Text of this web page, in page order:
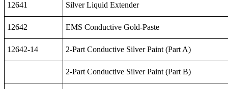
12641 Silver Liquid Extender
12642 EMS Conductive Gold-Paste
12642-14 2-Part Conductive Silver Paint (Part A)
2-Part Conductive Silver Paint (Part B)